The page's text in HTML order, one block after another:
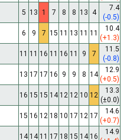
5 13 1 7 8 8 13 4
7.4
(-0.5)
6 9 7 15 11 13 11 11
10.4
(+1.3)
11 11 16 11 16 11 9 7
11.5
(-0.8)
13 17 17 16 9 9 8 14
12.9
(+0.5)
16 15 15 14 12 12 10 12
13.3
(±0.0)
15 16 12 18 10 17 12 17
14.6
(+0.7)
14 14 11 17 18 15 14 16
14.9